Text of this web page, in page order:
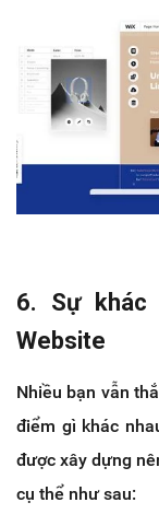
6. Sự khác
Website
Nhiều bạn vẫn
điểm gì khác
được xây dựng
cụ thể như sau: